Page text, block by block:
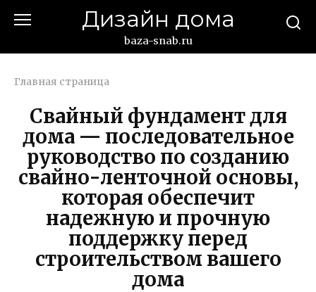
Дизайн дома
baza-snab.ru
Главная страница
Свайный фундамент для
дома — последовательное
руководство по созданию
свайно-ленточной основы,
которая обеспечит
надежную и прочную
поддержку перед
строительством вашего
дома